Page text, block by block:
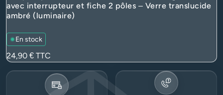
avec interrupteur et fiche 2 pôles – Verre translucide
ambré (luminaire)
En stock
Prix
24,90 € TTC